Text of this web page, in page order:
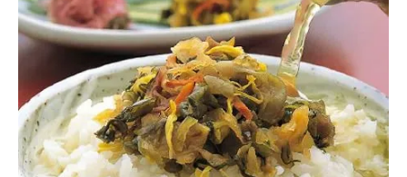
ACCOUNT MENU
ようこそ ゲスト 様
meeting_room ログイン person 会員登録
熨斗（のし）・包装無料